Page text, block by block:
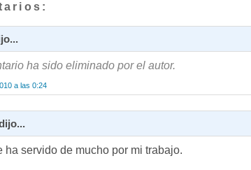
ha sido eliminado por el autor.
a las 0:24
ha servido de mucho por mi trabajo.